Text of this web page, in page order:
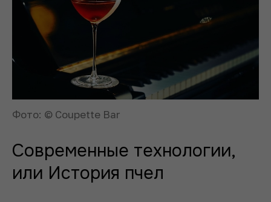
Фото: © Coupette Bar
Современные технологии,
или История пчел